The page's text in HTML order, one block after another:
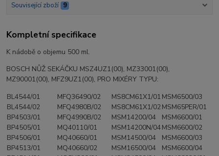
Související zboží 9
Kompletní specifikace
K nádobě o objemu 500 ml.
BOSCH NŮŽ SEKÁČKU MSZ4UZ1(00), MZ33001(00),
MZ90001(00), MFZ9UZ1(00), PRO MIXÉRY TYPU:
BL4544/01
BL4544/02
BP4503/01
BP4505/01
BP4506/01
BP4513/01
MFQ36490/02
MFQ4980B/02
MFQ4990B/02
MQ40110/01
MQ40660/01
MQ40660/02
MS8CM61X1/01
MS8CM61X1/02
MSM14200/04
MSM14200N/04
MSM14500/04
MSM16500/04
MSM6500/03
MSM65PER/01
MSM6600/01
MSM6600/02
MSM6600/03
MSM6600/04